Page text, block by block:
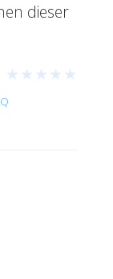
dieser
★ ★ ★ ★ ★